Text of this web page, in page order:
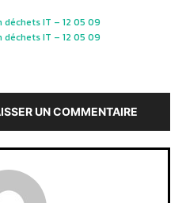
IT – 12 05 09
IT – 12 05 09
UN COMMENTAIRE